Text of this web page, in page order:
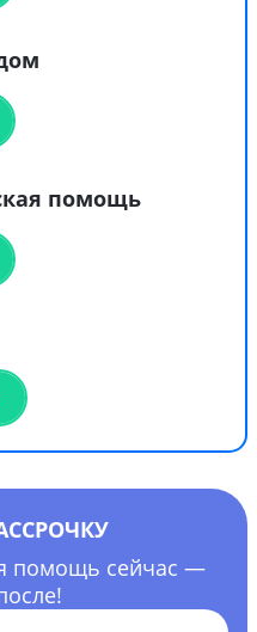
помощь
помощь сейчас —